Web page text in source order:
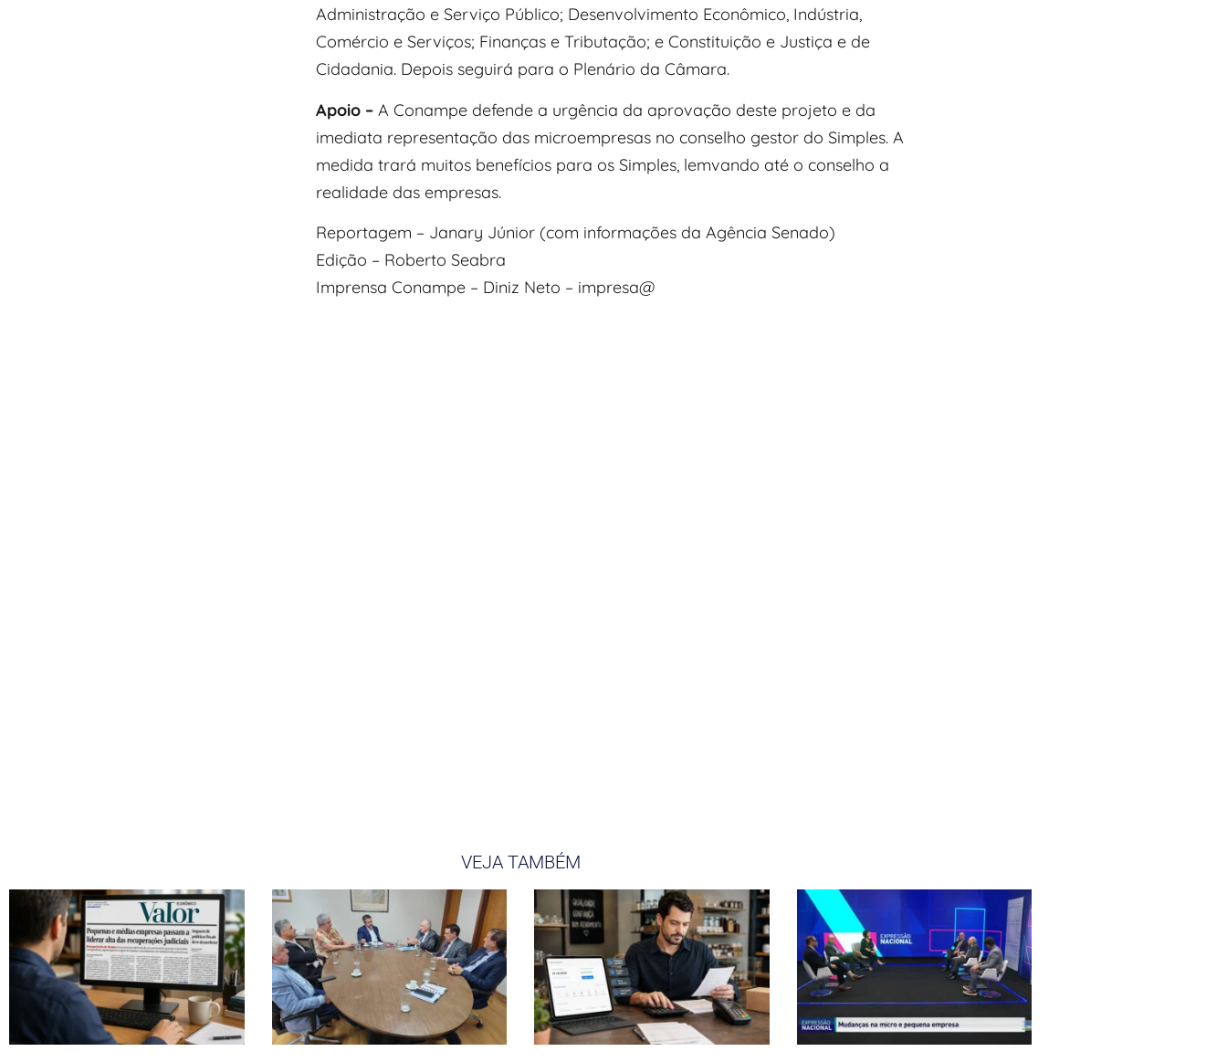
Administração e Serviço Público; Desenvolvimento Econômico, Indústria,
Comércio e Serviços; Finanças e Tributação; e Constituição e Justiça e de
Cidadania. Depois seguirá para o Plenário da Câmara.
Apoio – A Conampe defende a urgência da aprovação deste projeto e da
imediata representação das microempresas no conselho gestor do Simples. A
medida trará muitos benefícios para os Simples, lemvando até o conselho a
realidade das empresas.
Reportagem – Janary Júnior (com informações da Agência Senado)
Edição – Roberto Seabra
Imprensa Conampe – Diniz Neto – impresa@
VEJA TAMBÉM